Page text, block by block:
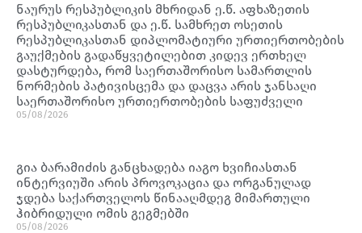
ნაურუს რესპუბლიკის მხრიდან ე.წ. აფხაზეთის
რესპუბლიკასთან და ე.წ. სამხრეთ ოსეთის
რესპუბლიკასთან დიპლომატიური ურთიერთობების
გაუქმების გადაწყვეტილებით კიდევ ერთხელ
დასტურდება, რომ საერთაშორისო სამართლის
ნორმების პატივისცემა და დაცვა არის ჯანსაღი
საერთაშორისო ურთიერთობების საფუძველი
05/08/2026
გია ბარამიძის განცხადება იაგო ხვიჩიასთან
ინტერვიუში არის პროვოკაცია და ორგანულად
ჯდება საქართველოს წინააღმდეგ მიმართული
ჰიბრიდული ომის გეგმებში
05/08/2026